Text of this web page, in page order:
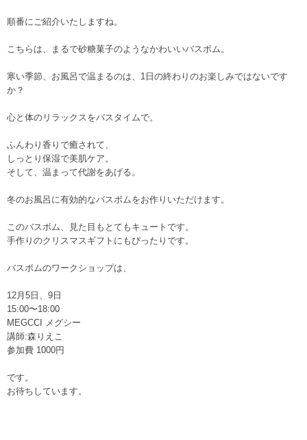
順番にご紹介いたしますね。
こちらは、まるで砂糖菓子のようなかわいいバスボム。
寒い季節、お風呂で温まるのは、1日の終わりのお楽しみではないです
か？
心と体のリラックスをバスタイムで。
ふんわり香りで癒されて、
しっとり保湿で美肌ケア。
そして、温まって代謝をあげる。
冬のお風呂に有効的なバスボムをお作りいただけます。
このバスボム、見た目もとてもキュートです。
手作りのクリスマスギフトにもぴったりです。
バスボムのワークショップは、
12月5日、9日
15:00〜18:00
MEGCCI メグシー
講師:森りえこ
参加費 1000円
です。
お待ちしています。